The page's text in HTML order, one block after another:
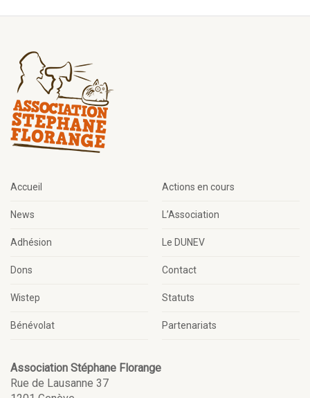
Accueil Actions en cours
News L’Association
Adhésion Le DUNEV
Dons Contact
Wistep Statuts
Bénévolat Partenariats
Association Stéphane Florange
Rue de Lausanne 37